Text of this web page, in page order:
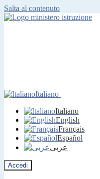
Salta al contenuto
Italiano
Italiano
English
Français
Español
عربى
Accedi